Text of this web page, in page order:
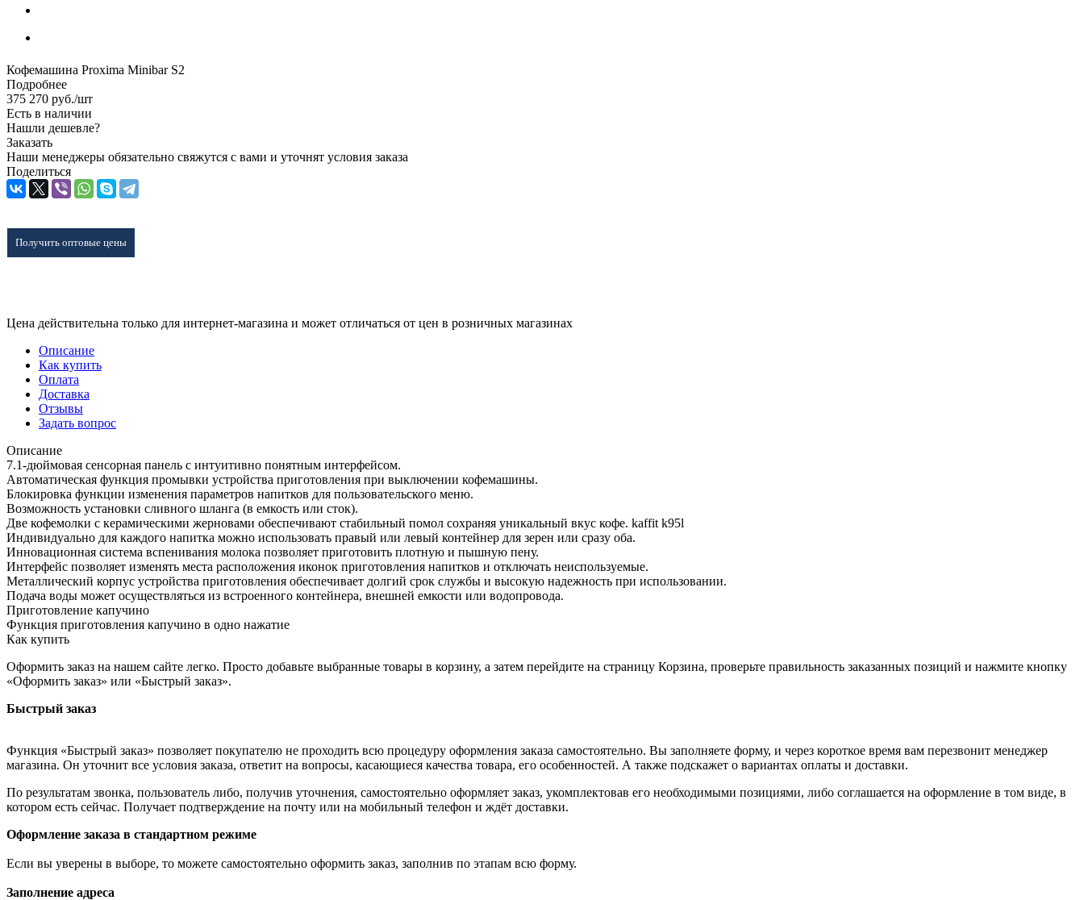
Кофемашина Proxima Minibar S2
Подробнее
375 270 руб./шт
Есть в наличии
Нашли дешевле?
Заказать
Наши менеджеры обязательно свяжутся с вами и уточнят условия заказа
Поделиться
Получить оптовые цены
Цена действительна только для интернет-магазина и может отличаться от цен в розничных магазинах
Описание
Как купить
Оплата
Доставка
Отзывы
Задать вопрос
Описание
7.1-дюймовая сенсорная панель с интуитивно понятным интерфейсом.
Автоматическая функция промывки устройства приготовления при выключении кофемашины.
Блокировка функции изменения параметров напитков для пользовательского меню.
Возможность установки сливного шланга (в емкость или сток).
Две кофемолки с керамическими жерновами обеспечивают стабильный помол сохраняя уникальный вкус кофе. kaffit k95l
Индивидуально для каждого напитка можно использовать правый или левый контейнер для зерен или сразу оба.
Инновационная система вспенивания молока позволяет приготовить плотную и пышную пену.
Интерфейс позволяет изменять места расположения иконок приготовления напитков и отключать неиспользуемые.
Металлический корпус устройства приготовления обеспечивает долгий срок службы и высокую надежность при использовании.
Подача воды может осуществляться из встроенного контейнера, внешней емкости или водопровода.
Приготовление капучино
Функция приготовления капучино в одно нажатие
Как купить
Оформить заказ на нашем сайте легко. Просто добавьте выбранные товары в корзину, а затем перейдите на страницу Корзина, проверьте правильность заказанных позиций и нажмите кнопку
«Оформить заказ» или «Быстрый заказ».
Быстрый заказ
Функция «Быстрый заказ» позволяет покупателю не проходить всю процедуру оформления заказа самостоятельно. Вы заполняете форму, и через короткое время вам перезвонит менеджер
магазина. Он уточнит все условия заказа, ответит на вопросы, касающиеся качества товара, его особенностей. А также подскажет о вариантах оплаты и доставки.
По результатам звонка, пользователь либо, получив уточнения, самостоятельно оформляет заказ, укомплектовав его необходимыми позициями, либо соглашается на оформление в том виде, в
котором есть сейчас. Получает подтверждение на почту или на мобильный телефон и ждёт доставки.
Оформление заказа в стандартном режиме
Если вы уверены в выборе, то можете самостоятельно оформить заказ, заполнив по этапам всю форму.
Заполнение адреса